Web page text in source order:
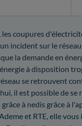
les coupures
incident sur le réseau
la demande en
à disposition
se retrouvent
il est possible de se
à nedis grâce à
et RTE, elle